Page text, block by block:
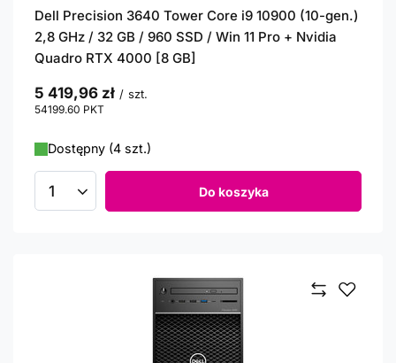
Dell Precision 3640 Tower Core i9 10900 (10-gen.)
2,8 GHz / 32 GB / 960 SSD / Win 11 Pro + Nvidia
Quadro RTX 4000 [8 GB]
5 419,96 zł / szt.
54199.60 PKT
Dostępny (4 szt.)
Ilość produktów Do koszyka